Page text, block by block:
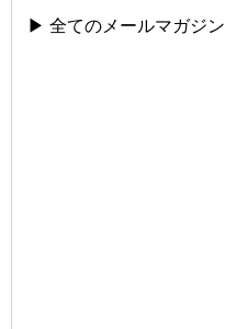
▶ 全てのメールマガジン